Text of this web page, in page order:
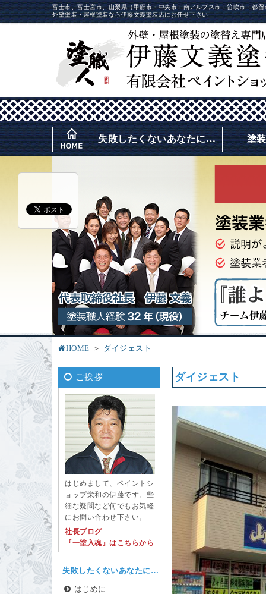
富士市、富士宮市、山梨県（甲府市・中央市・南アルプス市・笛吹市・都
外壁塗装・屋根塗装なら伊藤文義塗装店にお任せ下さい
失敗したくないあなたに… 塗
HOME ダイジェスト
ご挨拶
はじめまして、ペイントシ
ョップ栄和の伊藤です。些
細な疑問など何でもお気軽
にお問い合わせ下さい。
社長ブログ
『一塗入魂』はこちらから
失敗したくないあなたに…
はじめに
ダイジェスト